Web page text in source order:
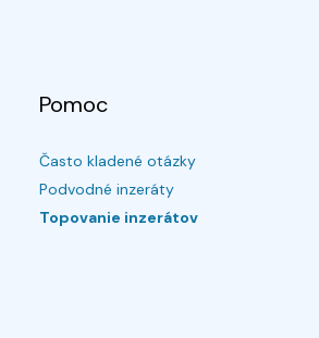
Pomoc
Často kladené otázky
Podvodné inzeráty
Topovanie inzerátov